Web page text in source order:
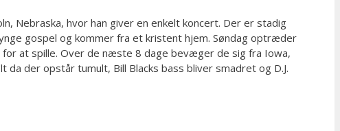
Nebraska, hvor han giver en enkelt koncert. Der er stadig
gospel og kommer fra et kristent hjem. Søndag optræder
for at spille. Over de næste 8 dage bevæger de sig fra Iowa,
der opstår tumult, Bill Blacks bass bliver smadret og D.J.